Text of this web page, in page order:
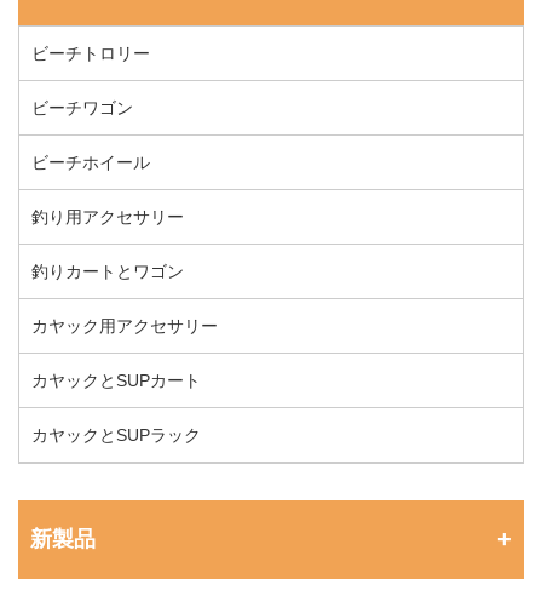
ビーチトロリー
ビーチワゴン
ビーチホイール
釣り用アクセサリー
釣りカートとワゴン
カヤック用アクセサリー
カヤックとSUPカート
カヤックとSUPラック
新製品